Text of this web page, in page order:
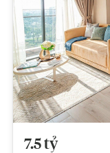
7.5 tỷ